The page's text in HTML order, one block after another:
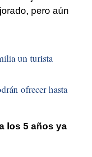
pero aún
un turista
ofrecer hasta
los 5 años ya